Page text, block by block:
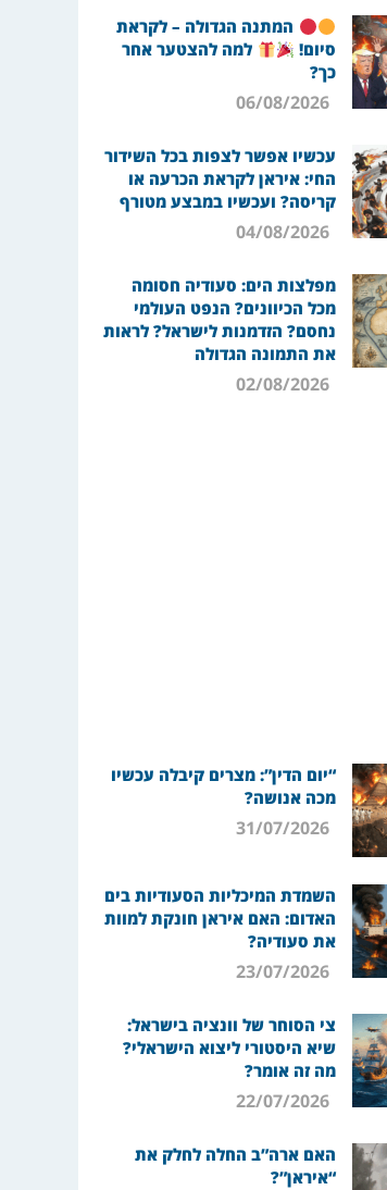
המתנה הגדולה – לקראת
סיום!
למה להצטער אחר
כך?
06/08/2026
עכשיו אפשר לצפות בכל השידור
החי: איראן לקראת הכרעה או
קריסה? ועכשיו במבצע מטורף
04/08/2026
מפלצות הים: סעודיה חסומה
מכל הכיוונים? הנפט העולמי
נחסם? הזדמנות לישראל? לראות
את התמונה הגדולה
02/08/2026
“יום הדין”: מצרים קיבלה עכשיו
מכה אנושה?
31/07/2026
השמדת המיכליות הסעודיות בים
האדום: האם איראן חונקת למוות
את סעודיה?
23/07/2026
צי הסוחר של וונציה בישראל:
שיא היסטורי ליצוא הישראלי?
מה זה אומר?
22/07/2026
האם ארה”ב החלה לחלק את
“איראן”?